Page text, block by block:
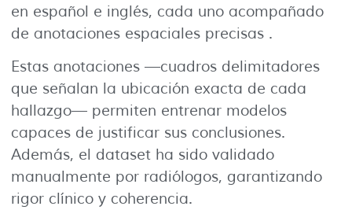
en español e inglés, cada uno acompañado
de anotaciones espaciales precisas .
Estas anotaciones —cuadros delimitadores
que señalan la ubicación exacta de cada
hallazgo— permiten entrenar modelos
capaces de justificar sus conclusiones.
Además, el dataset ha sido validado
manualmente por radiólogos, garantizando
rigor clínico y coherencia.